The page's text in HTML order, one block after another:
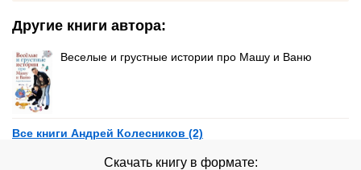
Другие книги автора:
Веселые и грустные истории про Машу и Ваню
Все книги Андрей Колесников (2)
Скачать книгу в формате: